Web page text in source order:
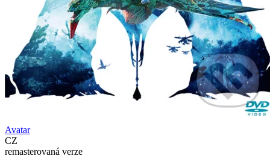
Avatar
CZ
remasterovaná verze